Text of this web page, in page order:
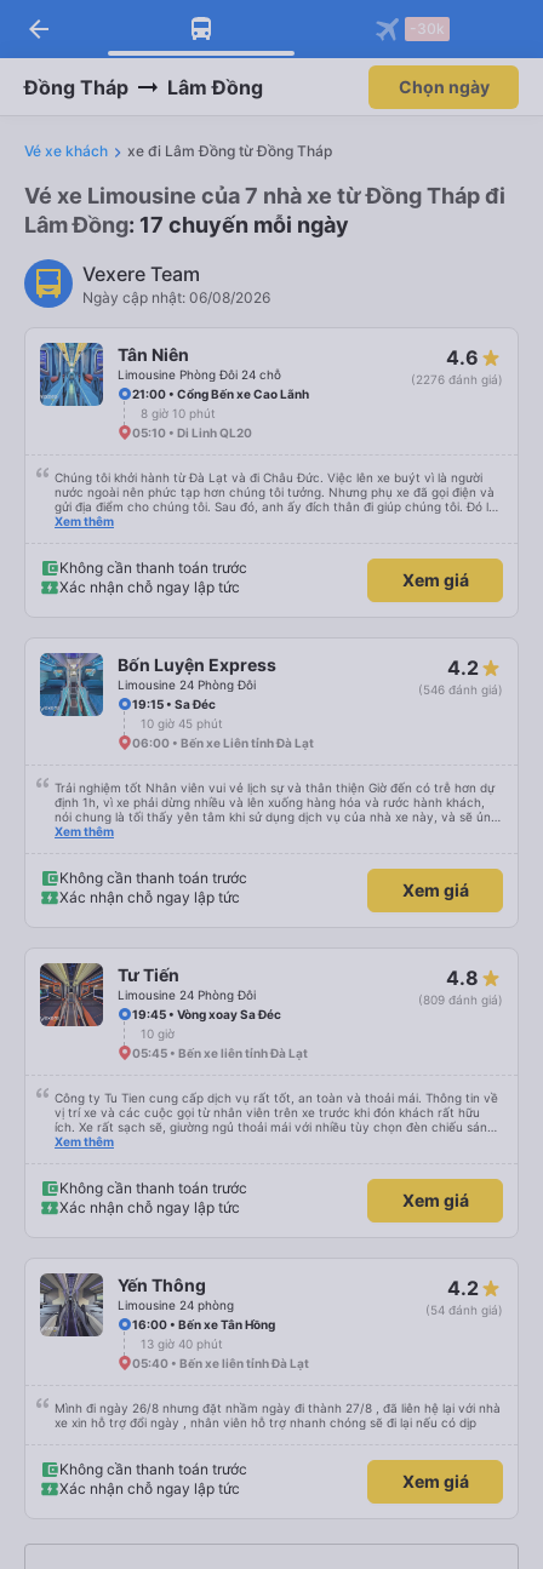
Tải app Vexere ngay!
Nhận ưu đãi thành viên độc
Mở app
Tải app Vexere
-30k/ghế khi đặt vé máy bay qua
Mở app
arrow_back -30k
Đồng Tháp Lâm Đồng Chọn ngày
Vé xe khách xe đi Lâm Đồng từ Đồng Tháp
Vé xe Limousine của 7 nhà xe từ Đồng Tháp đi
Lâm Đồng: 17 chuyến mỗi ngày
Vexere Team
Ngày cập nhật: 06/08/2026
Tân Niên
Limousine Phòng Đôi 24 chỗ
4.6
(2276 đánh giá)
21:00 • Cổng Bến xe Cao Lãnh
8 giờ 10 phút
05:10 • Di Linh QL20
Chúng tôi khởi hành từ Đà Lạt và đi Châu Đức. Việc lên xe buýt vì là người
nước ngoài nên phức tạp hơn chúng tôi tưởng. Nhưng phụ xe đã gọi điện và
gửi địa điểm cho chúng tôi. Sau đó, anh ấy đích thân đi giúp chúng tôi. Đó là
lần đầu tiên đi xe giường nằm với hai đứa trẻ nhỏ khá thú vị. Chúng tôi không
điểm dừng, họ đánh thức chúng tôi dậy và đảm bảo chúng tôi đã sẵn sàng.
Nhìn chung, đó là một trải nghiệm tốt. Mỗi giường đều có gối và chăn, và đủ
chỗ cho 1 người lớn và 1 trẻ em nằm thoải mái.
Xem thêm
Không cần thanh toán trước
Xác nhận chỗ ngay lập tức
Xem giá
Bốn Luyện Express
Limousine 24 Phòng Đôi
4.2
(546 đánh giá)
19:15 • Sa Đéc
10 giờ 45 phút
06:00 • Bến xe Liên tỉnh Đà Lạt
Trải nghiệm tốt Nhân viên vui vẻ lịch sự và thân thiện Giờ đến có trễ hơn dự
định 1h, vì xe phải dừng nhiều và lên xuống hàng hóa và rước hành khách,
nói chung là tối thấy yên tâm khi sử dụng dịch vụ của nhà xe này, và sẽ ủng
hộ và giới thiệu cho người thân sử dụng dịch vụ của nhà xe này
Xem thêm
Không cần thanh toán trước
Xác nhận chỗ ngay lập tức
Xem giá
Tư Tiến
Limousine 24 Phòng Đôi
4.8
(809 đánh giá)
19:45 • Vòng xoay Sa Đéc
10 giờ
05:45 • Bến xe liên tỉnh Đà Lạt
Công ty Tu Tien cung cấp dịch vụ rất tốt, an toàn và thoải mái. Thông tin về
vị trí xe và các cuộc gọi từ nhân viên trên xe trước khi đón khách rất hữu
ích. Xe rất sạch sẽ, giường ngủ thoải mái với nhiều tùy chọn đèn chiếu sáng
và cổng USB được đặt ở vị trí thuận tiện. Nhân viên rất lịch sự và xe đến
Xem thêm
Không cần thanh toán trước
Xác nhận chỗ ngay lập tức
Xem giá
Yến Thông
Limousine 24 phòng
4.2
(54 đánh giá)
16:00 • Bến xe Tân Hồng
13 giờ 40 phút
05:40 • Bến xe liên tỉnh Đà Lạt
Mình đi ngày 26/8 nhưng đặt nhầm ngày đi thành 27/8 , đã liên hệ lại với nhà
xe xin hỗ trợ đổi ngày , nhân viên hỗ trợ nhanh chóng sẽ đi lại nếu có dịp
Không cần thanh toán trước
Xác nhận chỗ ngay lập tức
Xem giá